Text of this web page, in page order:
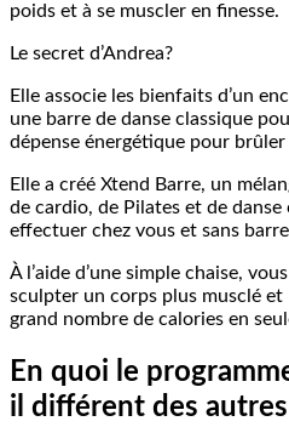
poids et à se muscler en finesse.
Le secret d’Andrea?
Elle associe les bienfaits d’un
une barre de danse classique
dépense énergétique pour brûler
Elle a créé Xtend Barre, un
de cardio, de Pilates et de
effectuer chez vous et sans
À l’aide d’une simple chaise,
sculpter un corps plus musclé
grand nombre de calories en
En quoi le
il différent des